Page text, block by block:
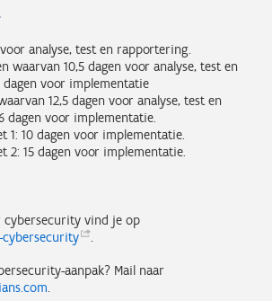
analyse, test en rapportering.
waarvan 10,5 dagen voor analyse, test en
voor implementatie
12,5 dagen voor analyse, test en
dagen voor implementatie.
1: 10 dagen voor implementatie.
2: 15 dagen voor implementatie.
cybersecurity vind je op
.
aanpak? Mail naar
.